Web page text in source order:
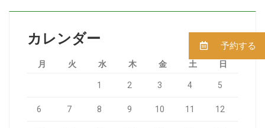
カレンダー
月 火 水 木 金 土 日
1 2 3 4 5
6 7 8 9 10 11 12
予約する